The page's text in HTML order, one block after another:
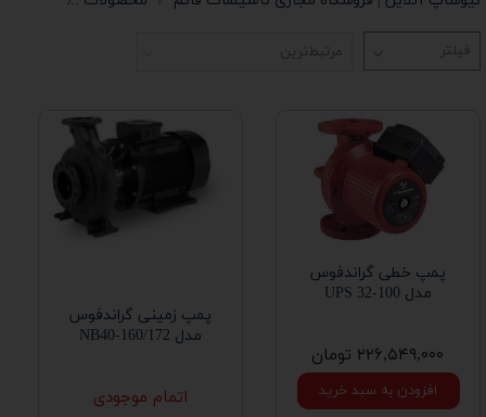
مرتبط‌ترین
پمپ خطی گراندفوس
مدل UPS 32-100
۲۲۶,۵۴۹,۰۰۰ تومان
افزودن به سبد خرید
پمپ زمینی گراندفوس
مدل NB40-160/172
اتمام موجودی